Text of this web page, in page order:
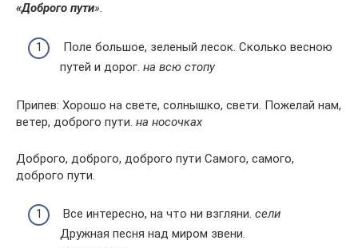
«Доброго пути».
Поле большое, зеленый лесок. Сколько весною
путей и дорог. на всю стопу
Припев: Хорошо на свете, солнышко, свети. Пожелай нам,
ветер, доброго пути. на носочках
Доброго, доброго, доброго пути Самого, самого,
доброго пути.
Все интересно, на что ни взгляни. сели
Дружная песня над миром звени.